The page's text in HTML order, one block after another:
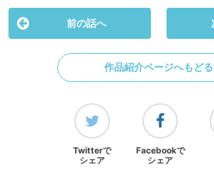
前の話へ
作品紹介ページへもどる
Twitterで
シェア
Facebookで
シェア